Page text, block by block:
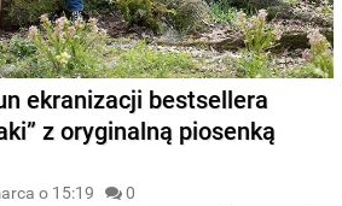
ekranizacji bestsellera
z oryginalną piosenką
o 15:19 0